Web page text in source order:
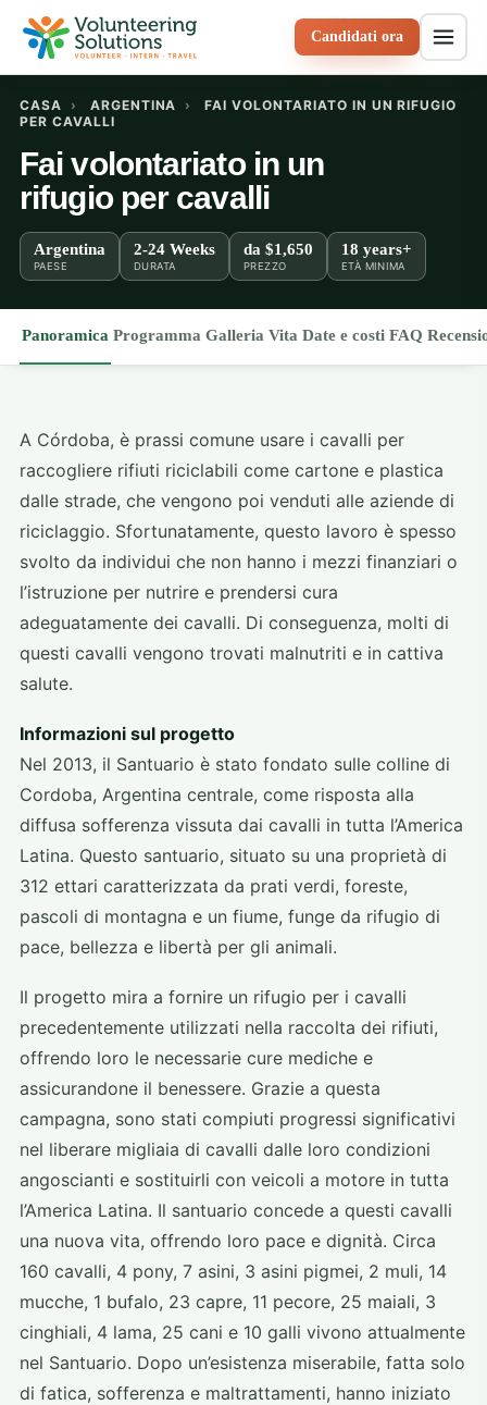
Candidati ora
CASA › ARGENTINA ›
FAI VOLONTARIATO IN UN RIFUGIO
PER CAVALLI
Fai volontariato in un
rifugio per cavalli
Argentina
PAESE
2-24 Weeks
DURATA
da $1,650
PREZZO
18 years+
ETÀ MINIMA
Panoramica Programma Galleria Vita Date e costi FAQ
A Córdoba, è prassi comune usare i cavalli per
raccogliere rifiuti riciclabili come cartone e plastica
dalle strade, che vengono poi venduti alle aziende di
riciclaggio. Sfortunatamente, questo lavoro è spesso
svolto da individui che non hanno i mezzi finanziari o
l’istruzione per nutrire e prendersi cura
adeguatamente dei cavalli. Di conseguenza, molti di
questi cavalli vengono trovati malnutriti e in cattiva
salute.
Informazioni sul progetto
Nel 2013, il Santuario è stato fondato sulle colline di
Cordoba, Argentina centrale, come risposta alla
diffusa sofferenza vissuta dai cavalli in tutta l’America
Latina. Questo santuario, situato su una proprietà di
312 ettari caratterizzata da prati verdi, foreste,
pascoli di montagna e un fiume, funge da rifugio di
pace, bellezza e libertà per gli animali.
Il progetto mira a fornire un rifugio per i cavalli
precedentemente utilizzati nella raccolta dei rifiuti,
offrendo loro le necessarie cure mediche e
assicurandone il benessere. Grazie a questa
campagna, sono stati compiuti progressi significativi
nel liberare migliaia di cavalli dalle loro condizioni
angoscianti e sostituirli con veicoli a motore in tutta
l’America Latina. Il santuario concede a questi cavalli
una nuova vita, offrendo loro pace e dignità. Circa
160 cavalli, 4 pony, 7 asini, 3 asini pigmei, 2 muli, 14
mucche, 1 bufalo, 23 capre, 11 pecore, 25 maiali, 3
cinghiali, 4 lama, 25 cani e 10 galli vivono attualmente
nel Santuario. Dopo un’esistenza miserabile, fatta solo
di fatica, sofferenza e maltrattamenti, hanno iniziato